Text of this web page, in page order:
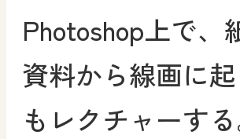
Photoshop上で
資料から線画に
もレクチャーする